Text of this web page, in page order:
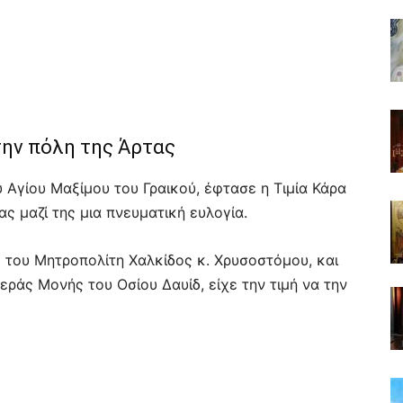
πόλη της Άρτας
Μαξίμου του Γραικού, έφτασε η Τιμία Κάρα
μαζί της μια πνευματική ευλογία.
Μητροπολίτη Χαλκίδος κ. Χρυσοστόμου, και
Μονής του Οσίου Δαυίδ, είχε την τιμή να την